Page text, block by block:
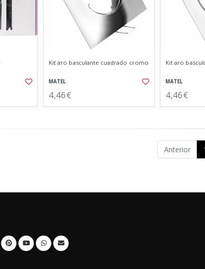
Kit aro basculante cuadrado cromo
MATEL
4,46€
Kit aro
MATEL
4,46€
Anterior